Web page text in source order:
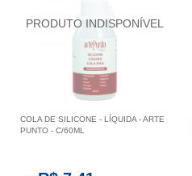
COLA DE SILICONE - LÍQUIDA - ARTE
PUNTO - C/60ML